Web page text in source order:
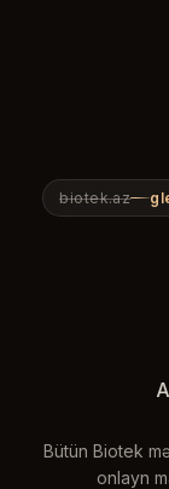
biotek.az
Bütün Biotek
onlayn